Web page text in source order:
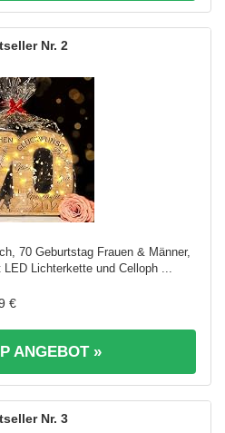
2
70 Geburtstag Frauen & Männer,
Lichterkette und Celloph ...
€
ANGEBOT »
3